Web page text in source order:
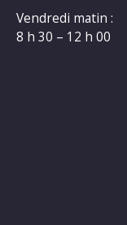
Vendredi matin :
8 h 30 – 12 h 00